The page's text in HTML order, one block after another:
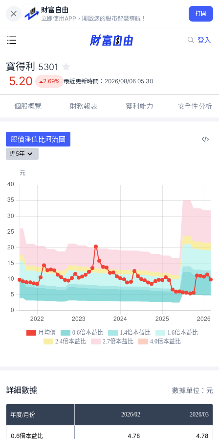
財富自由
立即使用APP，開啟您的股市智慧導航！
打開
登入
5.20
2.69%
寶得利 5301
5.20 2.69% 最近更新時間： 2026/08/06 05:30
個股概覽 財務報表 獲利能力 安全性分析
股價淨值比河流圖
近5年
月均價 0.6倍本益比 1.4倍本益比
1.6倍本益比
2.4倍本益比
2.7倍本益比 4.0倍本益比
詳細數據 數據單位：元
年度/月份 2026/02 2026/03
0.6倍本益比 4.78 4.78